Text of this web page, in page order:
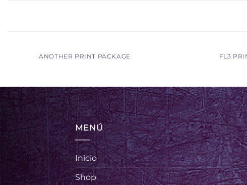
ANOTHER PRINT PACKAGE FL3
MENÚ
Inicio
Shop